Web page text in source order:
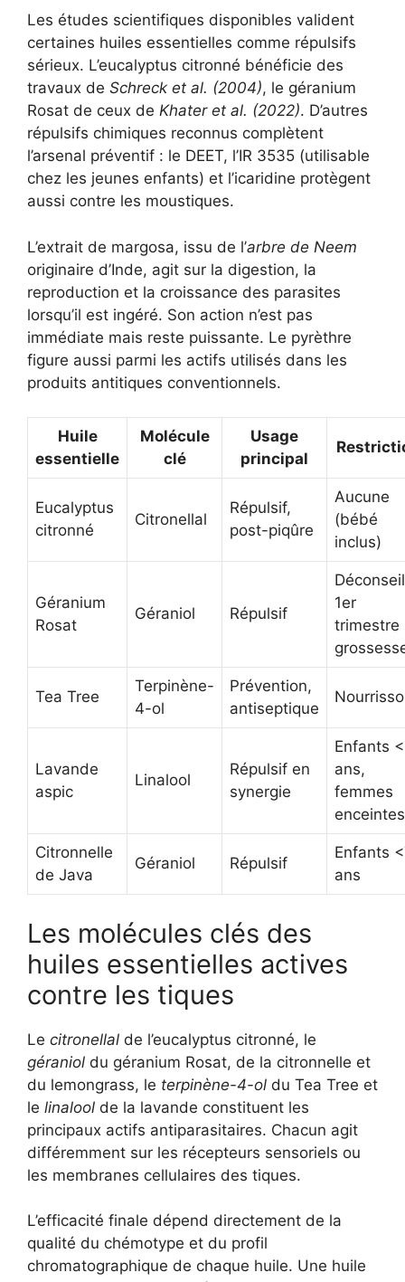
Les études scientifiques disponibles valident
certaines huiles essentielles comme répulsifs
sérieux. L’eucalyptus citronné bénéficie des
travaux de Schreck et al. (2004), le géranium
Rosat de ceux de Khater et al. (2022). D’autres
répulsifs chimiques reconnus complètent
l’arsenal préventif : le DEET, l’IR 3535 (utilisable
chez les jeunes enfants) et l’icaridine protègent
aussi contre les moustiques.
L’extrait de margosa, issu de l’arbre de Neem
originaire d’Inde, agit sur la digestion, la
reproduction et la croissance des parasites
lorsqu’il est ingéré. Son action n’est pas
immédiate mais reste puissante. Le pyrèthre
figure aussi parmi les actifs utilisés dans les
produits antitiques conventionnels.
Huile
essentielle
Molécule
clé
Usage
principal
Eucalyptus
citronné
Citronellal
Répulsif,
post-piqûre
Aucune
(bébé
inclus)
Géranium
Rosat
Géraniol Répulsif
1er
trimestre
Tea Tree
Terpinène-
4-ol
Prévention,
antiseptique
Lavande
aspic
Linalool
Répulsif en
synergie
Enfants
ans,
femmes
enceintes
Citronnelle
de Java
Géraniol Répulsif
Enfants
ans
Les molécules clés des
huiles essentielles actives
contre les tiques
Le citronellal de l’eucalyptus citronné, le
géraniol du géranium Rosat, de la citronnelle et
du lemongrass, le terpinène-4-ol du Tea Tree et
le linalool de la lavande constituent les
principaux actifs antiparasitaires. Chacun agit
différemment sur les récepteurs sensoriels ou
les membranes cellulaires des tiques.
L’efficacité finale dépend directement de la
qualité du chémotype et du profil
chromatographique de chaque huile. Une huile